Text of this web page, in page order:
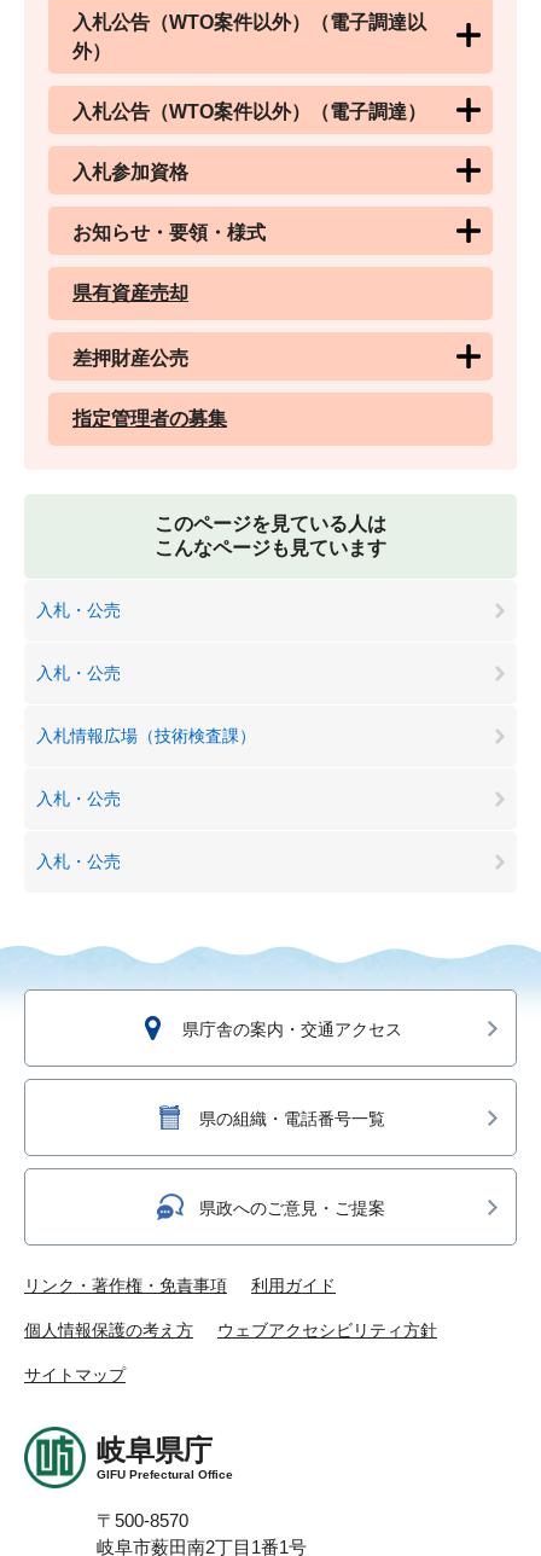
入札公告（WTO案件以外）（電子調達以
外）
入札公告（WTO案件以外）（電子調達）
入札参加資格
お知らせ・要領・様式
県有資産売却
差押財産公売
指定管理者の募集
このページを見ている人は
こんなページも見ています
入札・公売
入札・公売
入札情報広場（技術検査課）
入札・公売
入札・公売
県庁舎の案内・交通アクセス
県の組織・電話番号一覧
県政へのご意見・ご提案
リンク・著作権・免責事項 利用ガイド
個人情報保護の考え方 ウェブアクセシビリティ方針
サイトマップ
岐阜県庁
GIFU Prefectural Office
〒500-8570
岐阜市薮田南2丁目1番1号